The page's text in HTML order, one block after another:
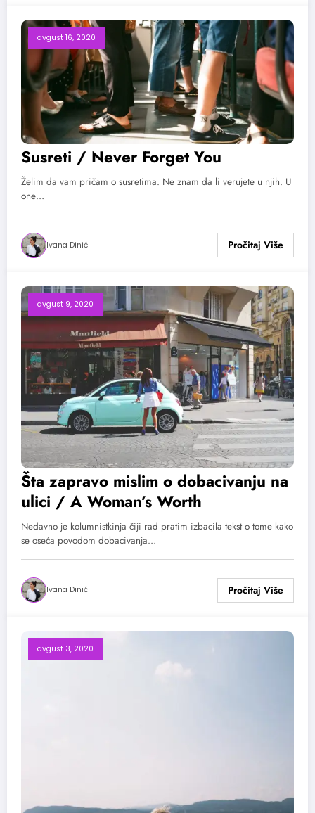
avgust 16, 2020
Susreti / Never Forget You
Želim da vam pričam o susretima. Ne znam da li verujete u njih. U
one…
Ivana Dinić
avgust 9, 2020
Šta zapravo mislim o dobacivanju na
ulici / A Woman’s Worth
Nedavno je kolumnistkinja čiji rad pratim izbacila tekst o tome kako
se oseća povodom dobacivanja…
Ivana Dinić
avgust 3, 2020